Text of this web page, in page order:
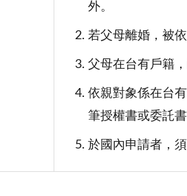
外。
若父母離婚，被
父母在台有戶籍
依親對象係在台
筆授權書或委託書
於國內申請者，